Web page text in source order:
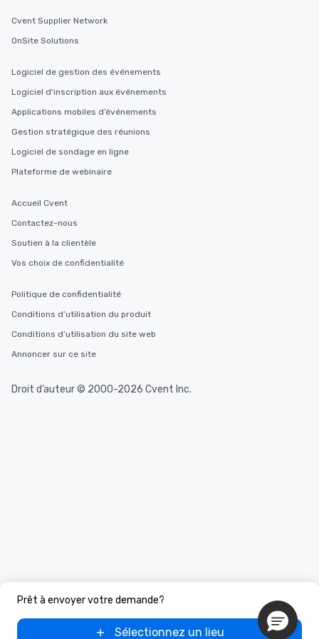
Prêt à envoyer votre demande?
Sélectionnez un lieu
Cvent Supplier Network
OnSite Solutions
Logiciel de gestion des événements
Logiciel d'inscription aux événements
Applications mobiles d’événements
Gestion stratégique des réunions
Logiciel de sondage en ligne
Plateforme de webinaire
Accueil Cvent
Contactez-nous
Soutien à la clientèle
Vos choix de confidentialité
Politique de confidentialité
Conditions d’utilisation du produit
Conditions d’utilisation du site web
Annoncer sur ce site
Droit d’auteur © 2000-2026 Cvent Inc.